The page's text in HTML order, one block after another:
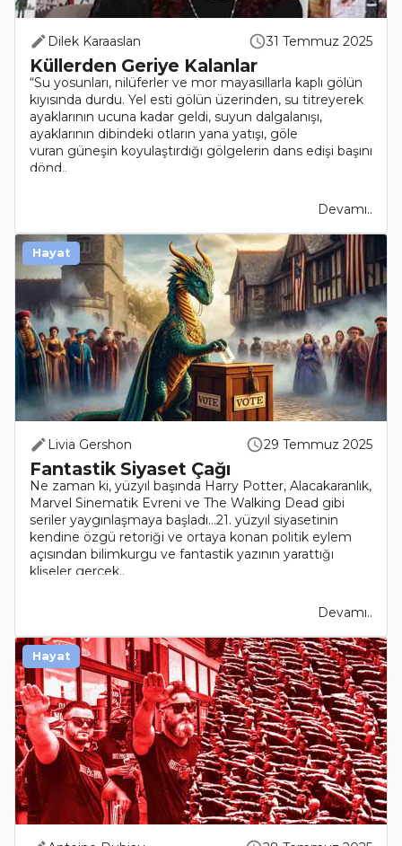
Dilek Karaaslan 31 Temmuz 2025
Küllerden Geriye Kalanlar
“Su yosunları, nilüferler ve mor mayasıllarla kaplı gölün
kıyısında durdu. Yel esti gölün üzerinden, su titreyerek
ayaklarının ucuna kadar geldi, suyun dalgalanışı,
ayaklarının dibindeki otların yana yatışı, göle
vuran güneşin koyulaştırdığı gölgelerin dans edişi başını
dönd..
Devamı..
Livia Gershon 29 Temmuz 2025
Fantastik Siyaset Çağı
Ne zaman ki, yüzyıl başında Harry Potter, Alacakaranlık,
Marvel Sinematik Evreni ve The Walking Dead gibi
seriler yaygınlaşmaya başladı…21. yüzyıl siyasetinin
kendine özgü retoriği ve ortaya konan politik eylem
açısından bilimkurgu ve fantastik yazının yarattığı
klişeler gerçek..
Devamı..
Hayat
Hayat